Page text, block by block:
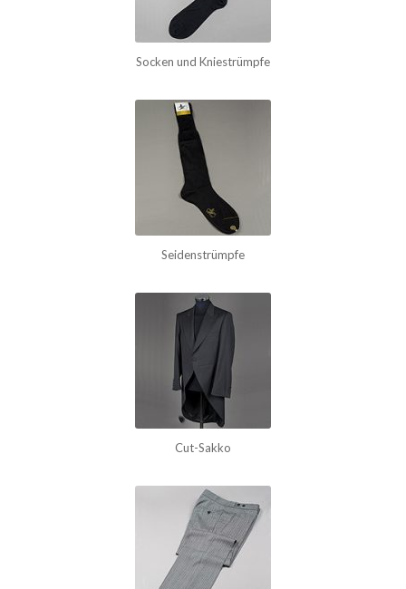
Socken und Kniestrümpfe
Seidenstrümpfe
Cut-Sakko